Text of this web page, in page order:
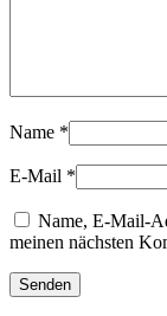
Name *
E-Mail *
Name, E-Mail-
meinen nächsten